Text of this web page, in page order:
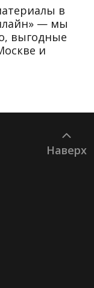
в
— мы
выгодные
и
Наверх